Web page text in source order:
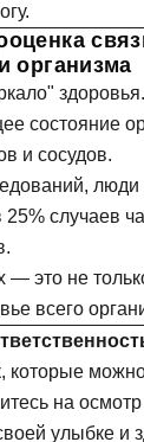
организма
состояние
и сосудов.
люди
случаев
— это не
всего
которые
на
улыбке и
обработку
на приём
вами в